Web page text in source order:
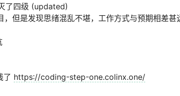
了四级 (updated)
但是发现思绪混乱不堪，工作方式与预期相差甚
了 https://coding-step-one.colinx.one/